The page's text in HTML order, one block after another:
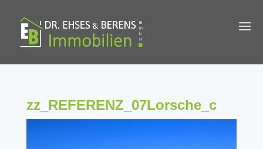
zz_REFERENZ_07Lorsche_c